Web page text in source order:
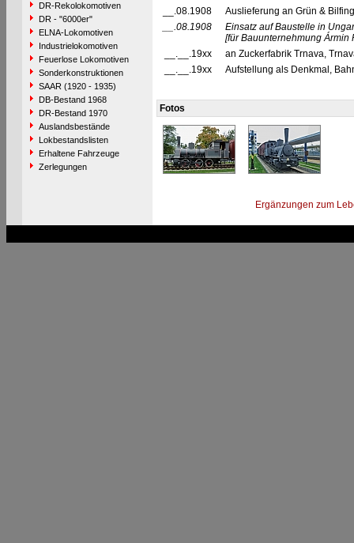
DR-Rekolokomotiven
DR - "6000er"
ELNA-Lokomotiven
Industrielokomotiven
Feuerlose Lokomotiven
Sonderkonstruktionen
SAAR (1920 - 1935)
DB-Bestand 1968
DR-Bestand 1970
Auslandsbestände
Lokbestandslisten
Erhaltene Fahrzeuge
Zerlegungen
__.08.1908
Auslieferung an Grün &
__.08.1908
Einsatz auf Baustelle in
[für Bauunternehmung Ármin
__.__.19xx
an Zuckerfabrik Trnava,
__.__.19xx
Aufstellung als Denkmal,
Fotos
Ergänzungen zum